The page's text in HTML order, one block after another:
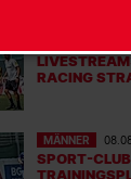
RACING
MÄNNER
SPORT-